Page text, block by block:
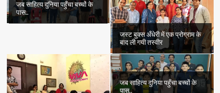
जब साहित्य दुनिया पहुँचा बच्चों के
पास..
जस्ट बुक्स अँधेरी में एक प्रोग्राम के
बाद ली गयी तस्वीर
जब साहित्य दुनिया पहुँचा बच्चों के
पास..